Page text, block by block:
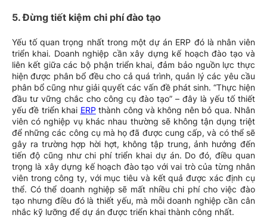
5. Đừng tiết kiệm chi phí đào tạo
Yếu tố quan trọng nhất trong một dự án ERP đó là nhân viên
triển khai. Doanh nghiệp cần xây dựng kế hoạch đào tạo và
liên kết giữa các bộ phận triển khai, đảm bảo nguồn lực thực
hiện được phân bổ đều cho cả quá trình, quản lý các yêu cầu
phân bổ cũng như giải quyết các vấn đề phát sinh. “Thực hiện
đầu tư vững chắc cho công cụ đào tạo” – đây là yếu tố thiết
yếu đề triển khai ERP thành công và không nên bỏ qua. Nhân
viên có nghiệp vụ khác nhau thường sẽ không tận dụng triệt
để những các công cụ mà họ đã được cung cấp, và có thể sẽ
gây ra trường hợp hời hợt, không tập trung, ảnh hưởng đến
tiến độ cũng như chi phí triển khai dự án. Do đó, điều quan
trọng là xây dựng kế hoạch đào tạo với vai trò của từng nhân
viên trong công ty, với mục tiêu và kết quả được xác định cụ
thể. Có thể doanh nghiệp sẽ mất nhiều chi phí cho việc đào
tạo nhưng điều đó là thiết yếu, mà mỗi doanh nghiệp cần cân
nhắc kỹ lưỡng để dự án được triển khai thành công nhất.